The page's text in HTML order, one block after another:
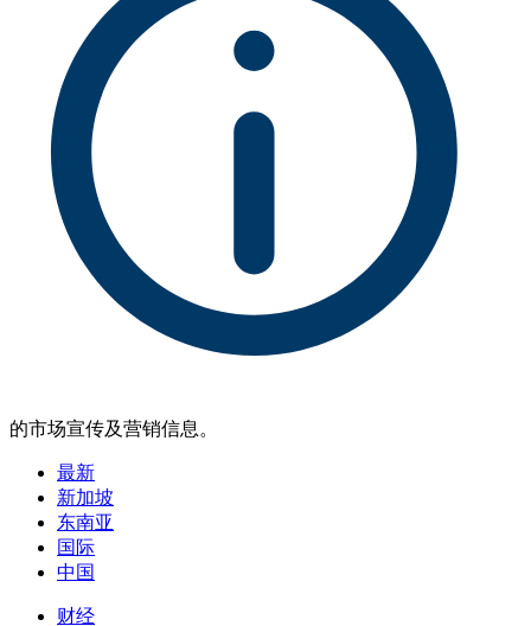
的市场宣传及营销信息。
最新
新加坡
东南亚
国际
中国
财经